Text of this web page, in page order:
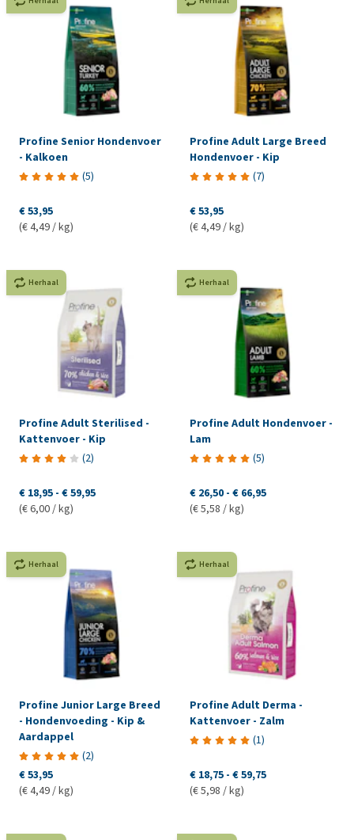
Profine Senior Hondenvoer
- Kalkoen
(5)
€ 53,95
(€ 4,49 / kg)
Profine Adult Large Breed
Hondenvoer - Kip
(7)
€ 53,95
(€ 4,49 / kg)
Herhaal
Profine Adult Sterilised -
Kattenvoer - Kip
(2)
€ 18,95 - € 59,95
(€ 6,00 / kg)
Herhaal
Profine Adult Hondenvoer -
Lam
(5)
€ 26,50 - € 66,95
(€ 5,58 / kg)
Herhaal
Profine Junior Large Breed
- Hondenvoeding - Kip &
Aardappel
(2)
€ 53,95
(€ 4,49 / kg)
Herhaal
Profine Adult Derma -
Kattenvoer - Zalm
(1)
€ 18,75 - € 59,75
(€ 5,98 / kg)